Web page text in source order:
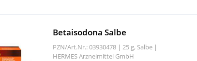
Betaisodona Salbe
PZN/Art.Nr.: 03930478 | 25 g, Salbe |
HERMES Arzneimittel GmbH